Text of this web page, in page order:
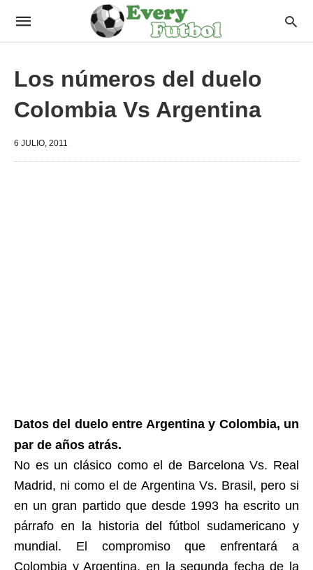
Los números del duelo
Colombia Vs Argentina
6 JULIO, 2011
Datos del duelo entre Argentina y Colombia, un
par de años atrás.
No es un clásico como el de Barcelona Vs. Real
Madrid, ni como el de Argentina Vs. Brasil, pero si
en un gran partido que desde 1993 ha escrito un
párrafo en la historia del fútbol sudamericano y
mundial. El compromiso que enfrentará a
Colombia y Argentina, en la segunda fecha de la